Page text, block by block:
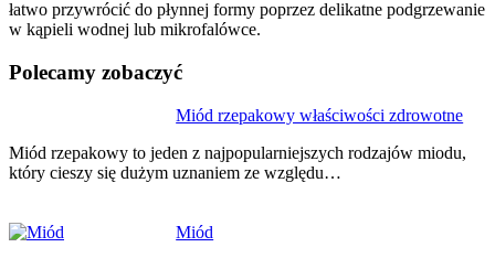
łatwo przywrócić do płynnej formy poprzez delikatne podgrzewanie
w kąpieli wodnej lub mikrofalówce.
Polecamy zobaczyć
Miód rzepakowy właściwości zdrowotne
Miód rzepakowy to jeden z najpopularniejszych rodzajów miodu,
który cieszy się dużym uznaniem ze względu…
Miód
wpisu